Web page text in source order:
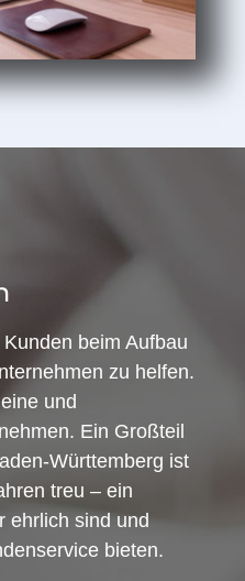
beim Aufbau
zu helfen.
und
Ein Großteil
Württemberg ist
treu – ein
ehrlich sind und
bieten.